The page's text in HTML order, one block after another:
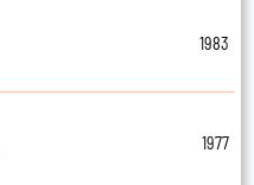
1983
1977